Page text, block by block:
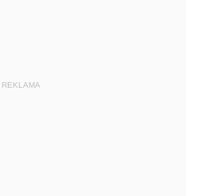
REKLAMA